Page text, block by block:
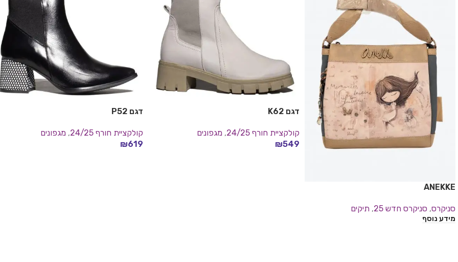
ANEKKE
סניקרס, סניקרס חדש 25 , תיקים
מידע נוסף
דגם K62
קולקציית חורף 24/25 ,מגפונים
₪549
דגם P52
קולקציית חורף 24/25 , מגפונים
₪619